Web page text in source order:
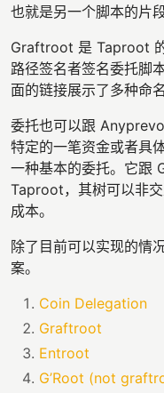
也就是另一个脚本的片
Graftroot 是 Taproot
路径签名者签名委托脚
面的链接展示了多种命
委托也可以跟
特定的一笔资金或者具
一种基本的委托。它跟
Taproot，其树可以非
成本。
除了目前可以实现的情
案。
Coin Delegation
Graftroot
Entroot
G’Root (not